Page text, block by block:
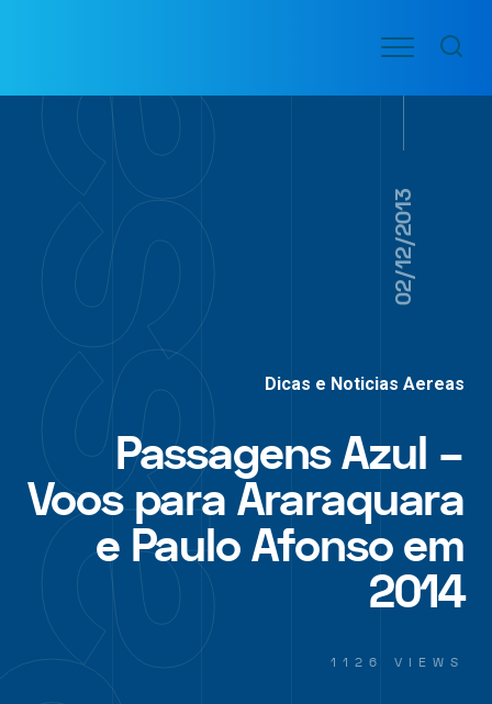
conteúdo
VOO
AÉREAS
Menu
02/12/2013
Dicas e Noticias Aereas
Passagens Azul –
Voos para Araraquara
e Paulo Afonso em
2014
1126 VIEWS